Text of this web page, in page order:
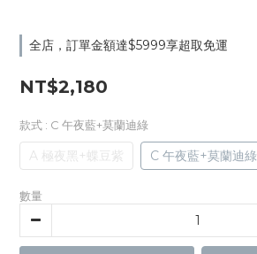
全店，訂單金額達$5999享超取免運
NT$2,180
款式 : C 午夜藍+莫蘭迪綠
A 極夜黑+蝶豆紫 C 午夜藍+莫蘭迪綠
數量